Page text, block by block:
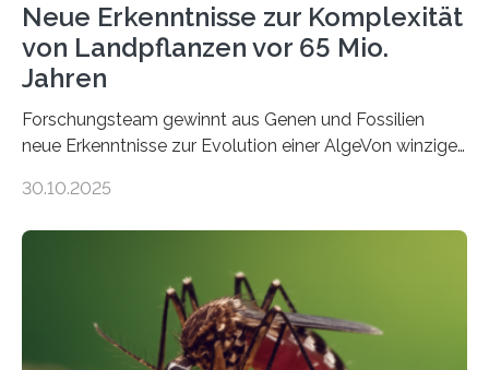
Neue Erkenntnisse zur Komplexität
von Landpflanzen vor 65 Mio.
Jahren
Forschungsteam gewinnt aus Genen und Fossilien
neue Erkenntnisse zur Evolution einer AlgeVon winzigen
Landpflanzen zählen zu den komplexesten
Grünalgen, die vor Hunderten von Millionen Jahren
lebten. Unter den Vorfahren sticht eine Gruppe heraus,
die noch heute in der Natur vorkommt: die
Süßwasseralge Coleochaetophyceae. Einige Arten
30.10.2025